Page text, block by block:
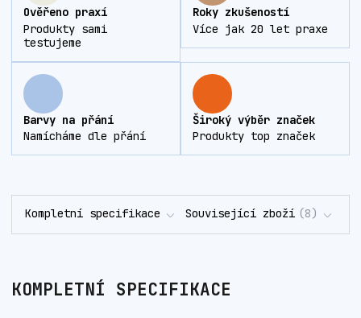
Ověřeno praxí
Produkty sami
testujeme
Roky zkušeností
Více jak 20 let praxe
Barvy na přání
Namícháme dle přání
Široký výběr značek
Produkty top značek
Kompletní specifikace Související zboží 8
KOMPLETNÍ SPECIFIKACE